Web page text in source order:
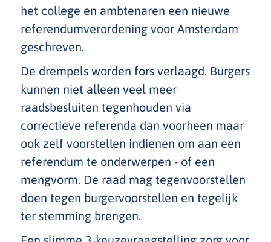
het college en ambtenaren een nieuwe
referendumverordening voor Amsterdam
geschreven.
De drempels worden fors verlaagd. Burgers
kunnen niet alleen veel meer
raadsbesluiten tegenhouden via
correctieve referenda dan voorheen maar
ook zelf voorstellen indienen om aan een
referendum te onderwerpen - of een
mengvorm. De raad mag tegenvoorstellen
doen tegen burgervoorstellen en tegelijk
ter stemming brengen.